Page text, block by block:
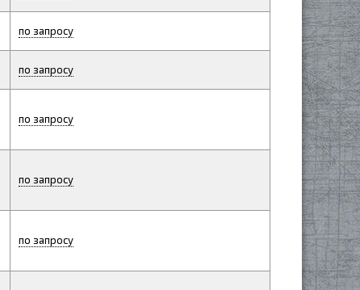
по запросу
по запросу
по запросу
по запросу
по запросу